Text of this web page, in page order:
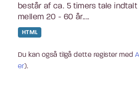
består af ca. 5 timers tale
mellem 20 - 60 år....
HTML
Du kan også tilgå dette register med
er).